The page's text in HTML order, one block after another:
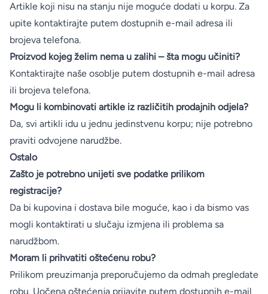
Artikle koji nisu na stanju nije moguće dodati u korpu. Za
upite kontaktirajte putem dostupnih e-mail adresa ili
brojeva telefona.
Proizvod kojeg želim nema u zalihi – šta mogu učiniti?
Kontaktirajte naše osoblje putem dostupnih e-mail adresa
ili brojeva telefona.
Mogu li kombinovati artikle iz različitih prodajnih odjela?
Da, svi artikli idu u jednu jedinstvenu korpu; nije potrebno
praviti odvojene narudžbe.
Ostalo
Zašto je potrebno unijeti sve podatke prilikom
registracije?
Da bi kupovina i dostava bile moguće, kao i da bismo vas
mogli kontaktirati u slučaju izmjena ili problema sa
narudžbom.
Moram li prihvatiti oštećenu robu?
Prilikom preuzimanja preporučujemo da odmah pregledate
robu. Uočena oštećenja prijavite putem dostupnih e-mail